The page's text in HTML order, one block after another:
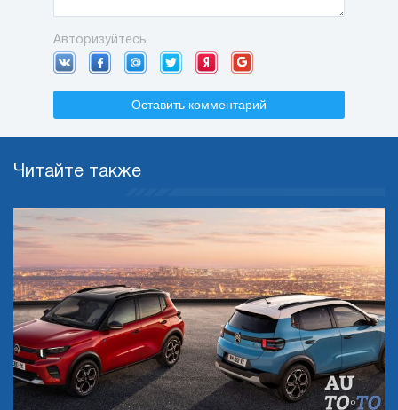
Авторизуйтесь
Оставить комментарий
Читайте также